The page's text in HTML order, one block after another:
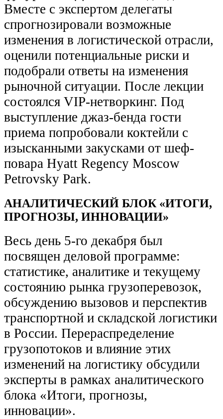
Вместе с экспертом делегаты
спрогнозировали возможные
изменения в логистической отрасли,
оценили потенциальные риски и
подобрали ответы на изменения
рыночной ситуации. После лекции
состоялся VIP-нетворкинг. Под
выступление джаз-бенда гости
приема попробовали коктейли с
изысканными закусками от шеф-
повара Hyatt Regency Moscow
Petrovsky Park.
АНАЛИТИЧЕСКИЙ БЛОК «ИТОГИ,
ПРОГНОЗЫ, ИННОВАЦИИ»
Весь день 5-го декабря был
посвящен деловой программе:
статистике, аналитике и текущему
состоянию рынка грузоперевозок,
обсуждению вызовов и перспектив
транспортной и складской логистики
в России. Перераспределение
грузопотоков и влияние этих
изменений на логистику обсудили
эксперты в рамках аналитического
блока «Итоги, прогнозы,
инновации».